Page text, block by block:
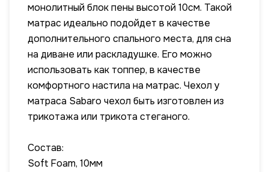
монолитный блок пены высотой 10см. Такой
матрас идеально подойдет в качестве
дополнительного спального места, для сна
на диване или раскладушке. Его можно
использовать как топпер, в качестве
комфортного настила на матрас. Чехол у
матраса Sabaro чехол быть изготовлен из
трикотажа или трикота стеганого.
Состав:
Soft Foam, 10мм